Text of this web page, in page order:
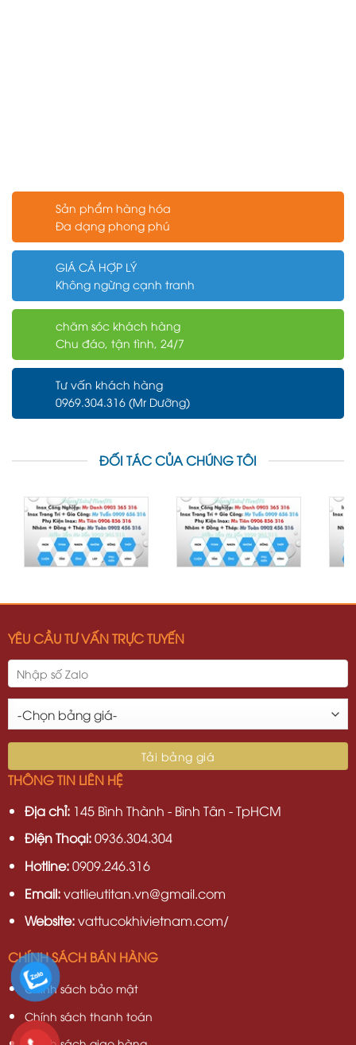
Sản phẩm hàng hóa
Đa dạng phong phú
GIÁ CẢ HỢP LÝ
Không ngừng cạnh tranh
chăm sóc khách hàng
Chu đáo, tận tình, 24/7
Tư vấn khách hàng
0969.304.316 (Mr Dưỡng)
ĐỐI TÁC CỦA CHÚNG TÔI
YÊU CẦU TƯ VẤN TRỰC TUYẾN
THÔNG TIN LIÊN HỆ
Địa chỉ:145 Bình Thành - Bình Tân - TpHCM
Điện Thoại:0936.304.304
Hotline:0909.246.316
Email:vatlieutitan.vn@gmail.com
Website:vattucokhivietnam.com/
CHÍNH SÁCH BÁN HÀNG
Chính sách bảo mật
Chính sách thanh toán